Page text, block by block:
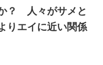
？ 人々がサメと
りエイに近い関係